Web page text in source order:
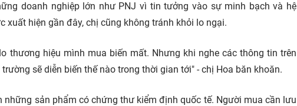
doanh nghiệp lớn như PNJ vì tin tưởng vào sự minh bạch và hệ
hiện gần đây, chị cũng không tránh khỏi lo ngại.
thương hiệu mình mua biến mất. Nhưng khi nghe các thông tin trên
sẽ diễn biến thế nào trong thời gian tới" - chị Hoa băn khoăn.
sản phẩm có chứng thư kiểm định quốc tế. Người mua cần lưu